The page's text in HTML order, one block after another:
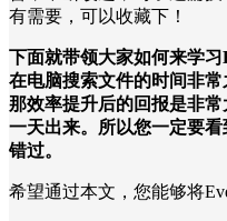
有需要，可以收藏下！
下面就带领大家如何来学
在电脑搜索文件的时间非
那效率提升后的回报是非
一天出来。所以您一定要
错过。
希望通过本文，您能够将